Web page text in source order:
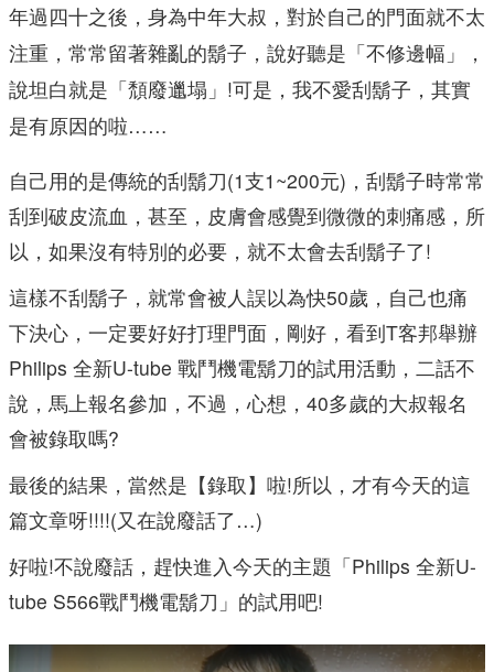
年過四十之後，身為中年大叔，對於自己的門面就不太
注重，常常留著雜亂的鬍子，說好聽是「不修邊幅」，
說坦白就是「頹廢邋塌」!可是，我不愛刮鬍子，其實
是有原因的啦……
自己用的是傳統的刮鬍刀(1支1~200元)，刮鬍子時常常
刮到破皮流血，甚至，皮膚會感覺到微微的刺痛感，所
以，如果沒有特別的必要，就不太會去刮鬍子了!
這樣不刮鬍子，就常會被人誤以為快50歲，自己也痛
下決心，一定要好好打理門面，剛好，看到T客邦舉辦
Philips 全新U-tube 戰鬥機電鬍刀的試用活動，二話不
說，馬上報名參加，不過，心想，40多歲的大叔報名
會被錄取嗎?
最後的結果，當然是【錄取】啦!所以，才有今天的這
篇文章呀!!!!(又在說廢話了…)
好啦!不說廢話，趕快進入今天的主題「Philips 全新U-
tube S566戰鬥機電鬍刀」的試用吧!